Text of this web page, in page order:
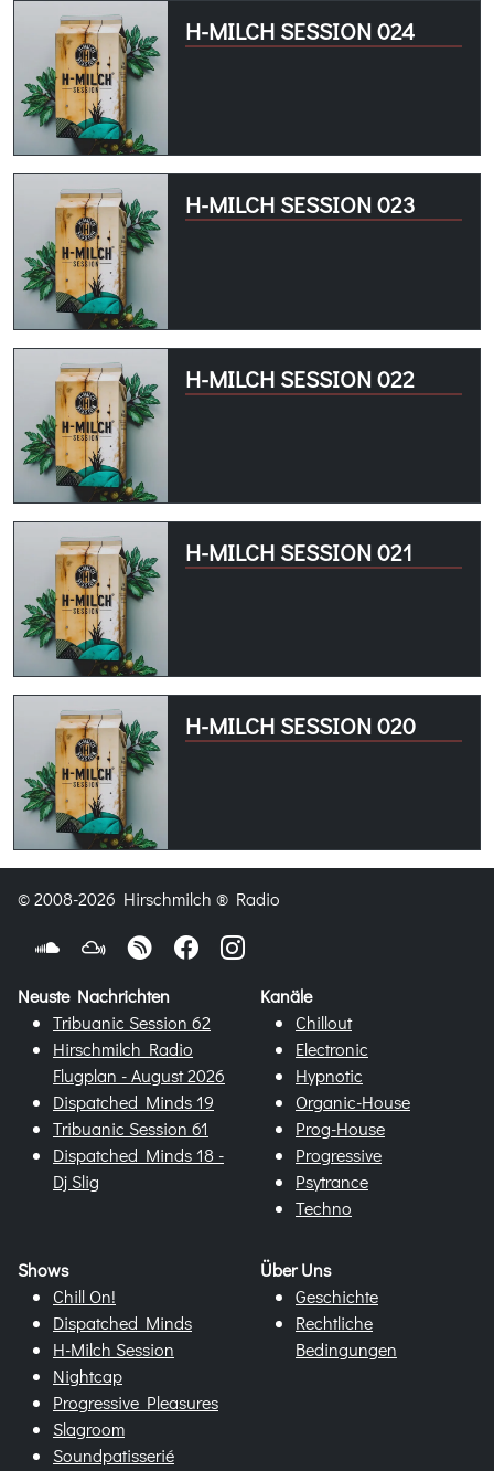
H-MILCH SESSION 024
H-MILCH SESSION 023
H-MILCH SESSION 022
H-MILCH SESSION 021
H-MILCH SESSION 020
© 2008-2026 Hirschmilch ® Radio
Neuste Nachrichten
Tribuanic Session 62
Hirschmilch Radio
Flugplan - August 2026
Dispatched Minds 19
Tribuanic Session 61
Dispatched Minds 18 -
Dj Slig
Kanäle
Chillout
Electronic
Hypnotic
Organic-House
Prog-House
Progressive
Psytrance
Techno
Shows
Chill On!
Dispatched Minds
H-Milch Session
Nightcap
Progressive Pleasures
Slagroom
Soundpatisserié
Über Uns
Geschichte
Rechtliche
Bedingungen